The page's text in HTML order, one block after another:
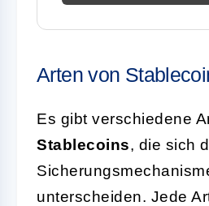
Arten von
Es gibt verschiedene
Stablecoins, die sich
unterscheiden. Jede